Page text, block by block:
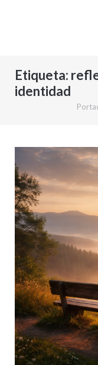
Etiqueta:
identidad